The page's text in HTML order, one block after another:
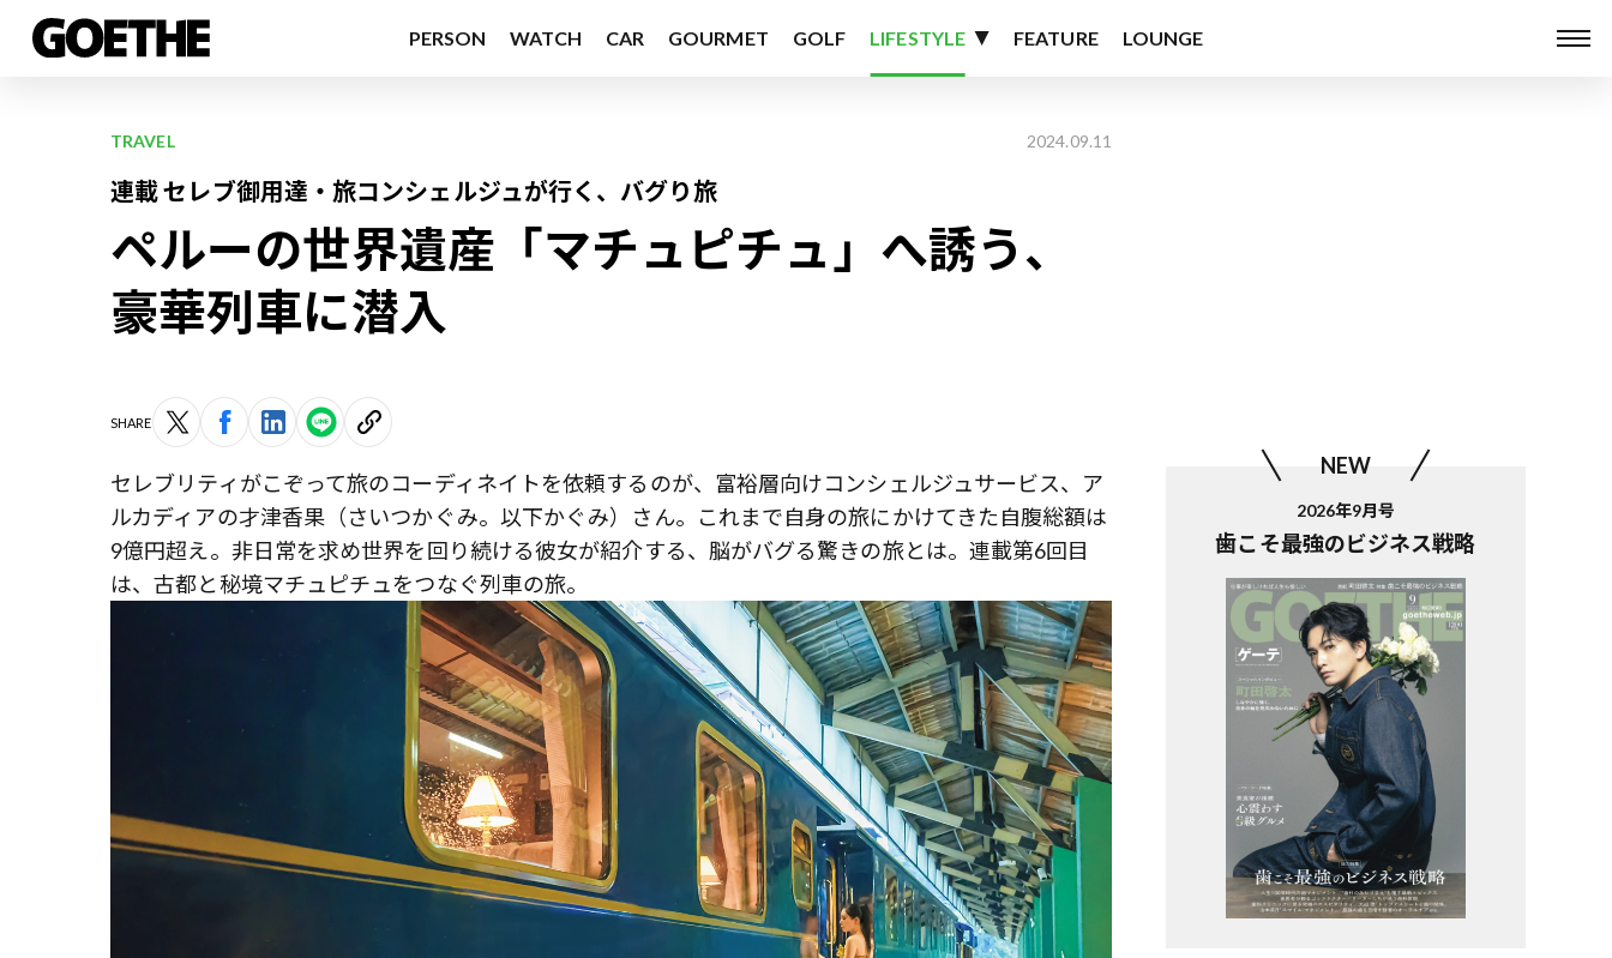
PERSON WATCH CAR GOURMET GOLF LIFESTYLE FEATURE LOUNGE
TRAVEL 2024.09.11
連載 セレブ御用達・旅コンシェルジュが行く、バグり旅
ペルーの世界遺産「マチュピチュ」へ誘う、
豪華列車に潜入
SHARE
セレブリティがこぞって旅のコーディネイトを依頼するのが、富裕層向けコンシェルジュサービス、ア
ルカディアの才津香果（さいつかぐみ。以下かぐみ）さん。これまで自身の旅にかけてきた自腹総額は
9億円超え。非日常を求め世界を回り続ける彼女が紹介する、脳がバグる驚きの旅とは。連載第6回目
は、古都と秘境マチュピチュをつなぐ列車の旅。
NEW
2026年9月号
歯こそ最強のビジネス戦略